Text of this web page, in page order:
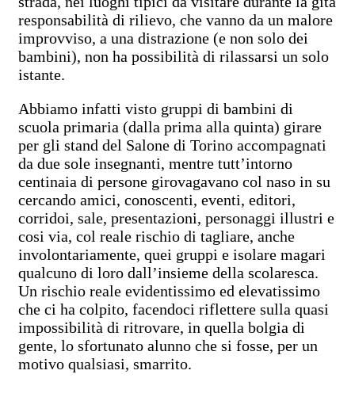
responsabilità di rilievo, che vanno da un malore
improvviso, a una distrazione (e non solo dei
bambini), non ha possibilità di rilassarsi un solo
istante.
Abbiamo infatti visto gruppi di bambini di
scuola primaria (dalla prima alla quinta) girare
per gli stand del Salone di Torino accompagnati
da due sole insegnanti, mentre tutt’intorno
centinaia di persone girovagavano col naso in su
cercando amici, conoscenti, eventi, editori,
corridoi, sale, presentazioni, personaggi illustri e
cosi via, col reale rischio di tagliare, anche
involontariamente, quei gruppi e isolare magari
qualcuno di loro dall’insieme della scolaresca.
Un rischio reale evidentissimo ed elevatissimo
che ci ha colpito, facendoci riflettere sulla quasi
impossibilità di ritrovare, in quella bolgia di
gente, lo sfortunato alunno che si fosse, per un
motivo qualsiasi, smarrito.